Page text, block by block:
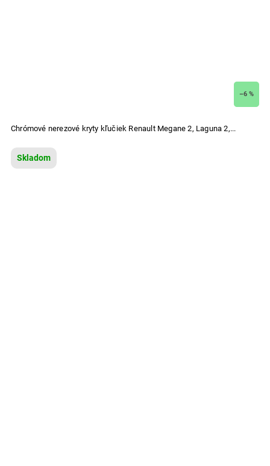
–6 %
Chrómové nerezové kryty kľučiek Renault Megane 2, Laguna 2,...
Skladom